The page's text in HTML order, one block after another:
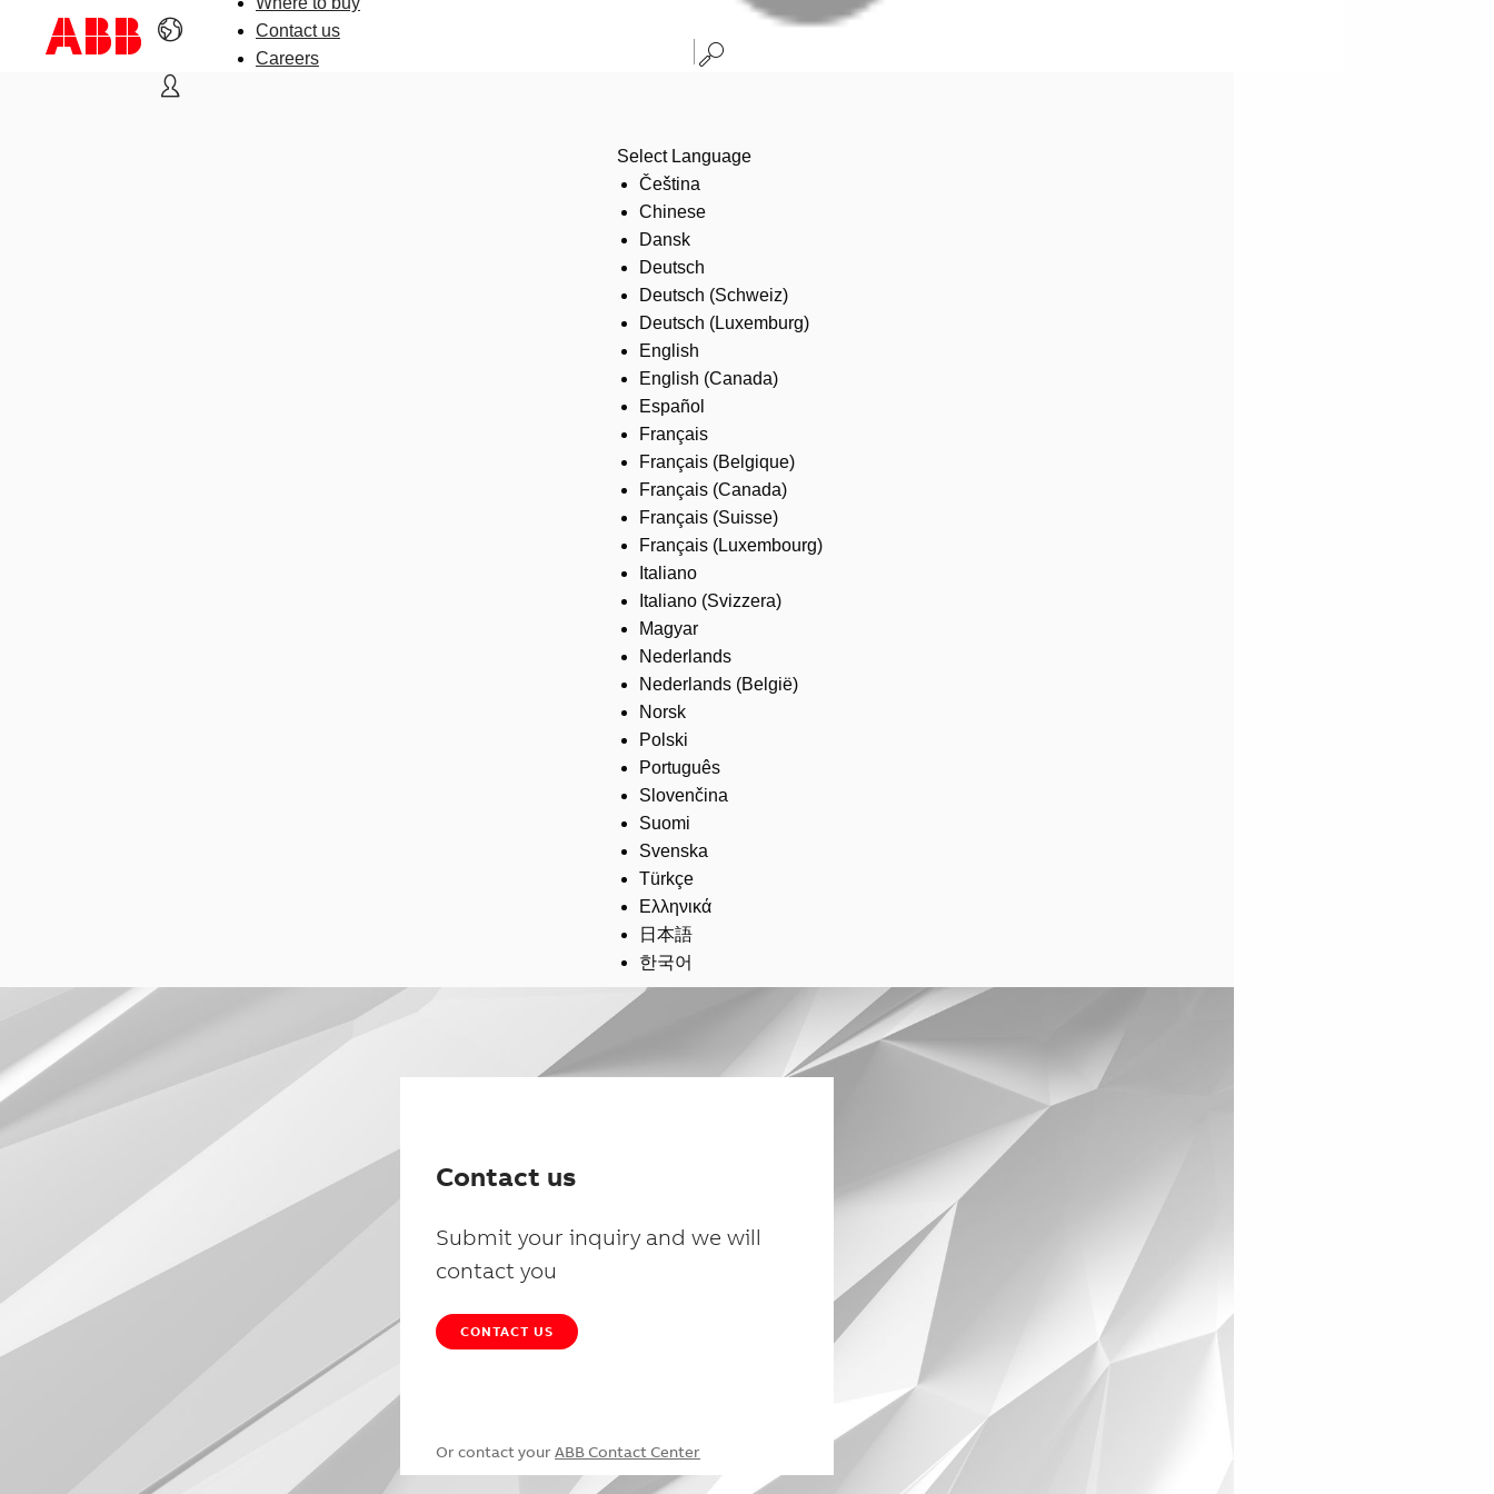
Contact us
Careers
Select Language
Čeština
Chinese
Dansk
Deutsch
Deutsch (Schweiz)
Deutsch (Luxemburg)
English
English (Canada)
Español
Français
Français (Belgique)
Français (Canada)
Français (Suisse)
Français (Luxembourg)
Italiano
Italiano (Svizzera)
Magyar
Nederlands
Nederlands (België)
Norsk
Polski
Português
Slovenčina
Suomi
Svenska
Türkçe
Ελληνικά
日本語
한국어
Contact us
Submit your inquiry and we will
contact you
CONTACT US
Or contact your ABB Contact Center